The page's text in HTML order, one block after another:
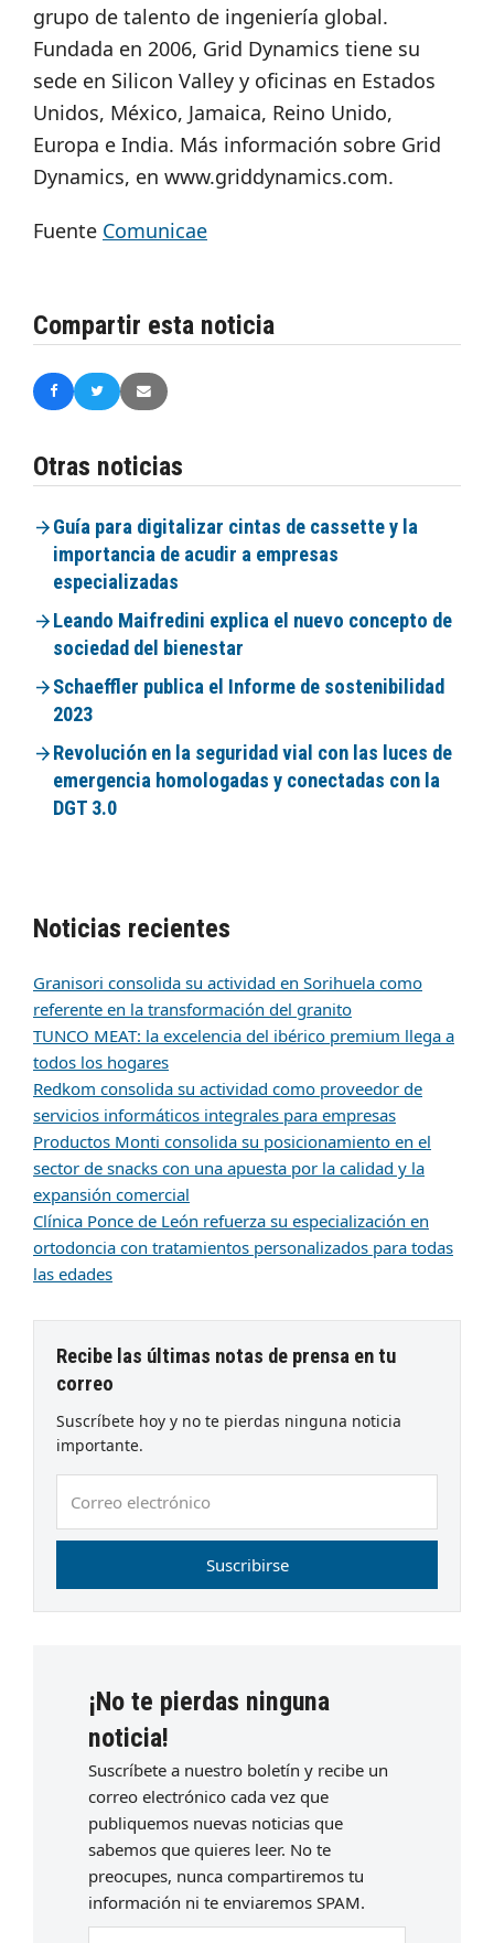
grupo de talento de ingeniería global.
Fundada en 2006, Grid Dynamics tiene su
sede en Silicon Valley y oficinas en Estados
Unidos, México, Jamaica, Reino Unido,
Europa e India. Más información sobre Grid
Dynamics, en www.griddynamics.com.
Fuente Comunicae
Compartir esta noticia
Otras noticias
Guía para digitalizar cintas de cassette y la
importancia de acudir a empresas
especializadas
Leando Maifredini explica el nuevo concepto de
sociedad del bienestar
Schaeffler publica el Informe de sostenibilidad
2023
Revolución en la seguridad vial con las luces de
emergencia homologadas y conectadas con la
DGT 3.0
Noticias recientes
Granisori consolida su actividad en Sorihuela como
referente en la transformación del granito
TUNCO MEAT: la excelencia del ibérico premium llega a
todos los hogares
Redkom consolida su actividad como proveedor de
servicios informáticos integrales para empresas
Productos Monti consolida su posicionamiento en el
sector de snacks con una apuesta por la calidad y la
expansión comercial
Clínica Ponce de León refuerza su especialización en
ortodoncia con tratamientos personalizados para todas
las edades
Recibe las últimas notas de prensa en tu
correo
Suscríbete hoy y no te pierdas ninguna noticia
importante.
electrónico
Suscribirse
¡No te pierdas ninguna
noticia!
Suscríbete a nuestro boletín y recibe un
correo electrónico cada vez que
publiquemos nuevas noticias que
sabemos que quieres leer. No te
preocupes, nunca compartiremos tu
información ni te enviaremos SPAM.